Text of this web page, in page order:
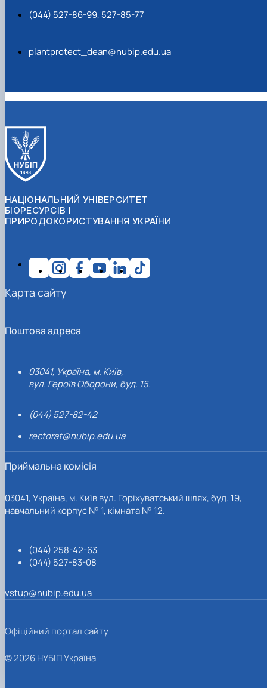
(044) 527-86-99, 527-85-77
plantprotect_dean@nubip.edu.ua
НАЦІОНАЛЬНИЙ УНІВЕРСИТЕТ
БІОРЕСУРСІВ І
ПРИРОДОКОРИСТУВАННЯ УКРАЇНИ
Поштова адреса
03041, Україна, м. Київ,
вул. Героїв Оборони, буд. 15.
(044) 527-82-42
rectorat@nubip.edu.ua
Приймальна комісія
03041, Україна, м. Київ вул. Горіхуватський шлях, буд. 19,
навчальний корпус № 1, кімната № 12.
(044) 258-42-63
(044) 527-83-08
vstup@nubip.edu.ua
Карта сайту
Офіційний портал сайту
© 2026 НУБІП Україна